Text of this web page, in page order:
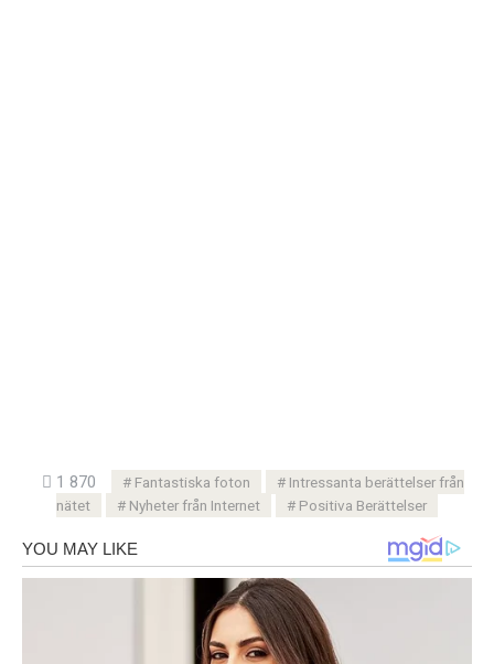
1 870 Fantastiska foton
Intressanta berättelser från
nätet
Nyheter från Internet Positiva Berättelser